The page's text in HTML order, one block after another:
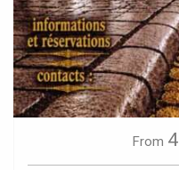
From 4